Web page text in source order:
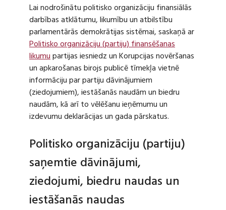
Lai nodrošinātu politisko organizāciju finansiālās
darbības atklātumu, likumību un atbilstību
parlamentārās demokrātijas sistēmai, saskaņā ar
Politisko organizāciju (partiju) finansēšanas
likumupartijas iesniedz un Korupcijas novēršanas
un apkarošanas birojs publicē tīmekļa vietnē
informāciju par partiju dāvinājumiem
(ziedojumiem), iestāšanās naudām un biedru
naudām, kā arī to vēlēšanu ieņēmumu un
izdevumu deklarācijas un gada pārskatus.
Politisko organizāciju (partiju)
saņemtie dāvinājumi,
ziedojumi, biedru naudas un
iestāšanās naudas